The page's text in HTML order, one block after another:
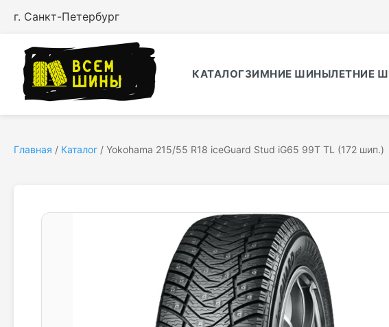
г. Санкт-Петербург
КАТАЛОГЗИМНИЕ ШИНЫЛЕТНИЕ
Главная / Каталог / Yokohama 215/55 R18 iceGuard Stud iG65 99T TL (172 шип.)